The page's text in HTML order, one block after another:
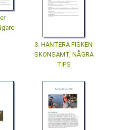
3. HANTERA FISKEN
SKONSAMT, NÅGRA
TIPS